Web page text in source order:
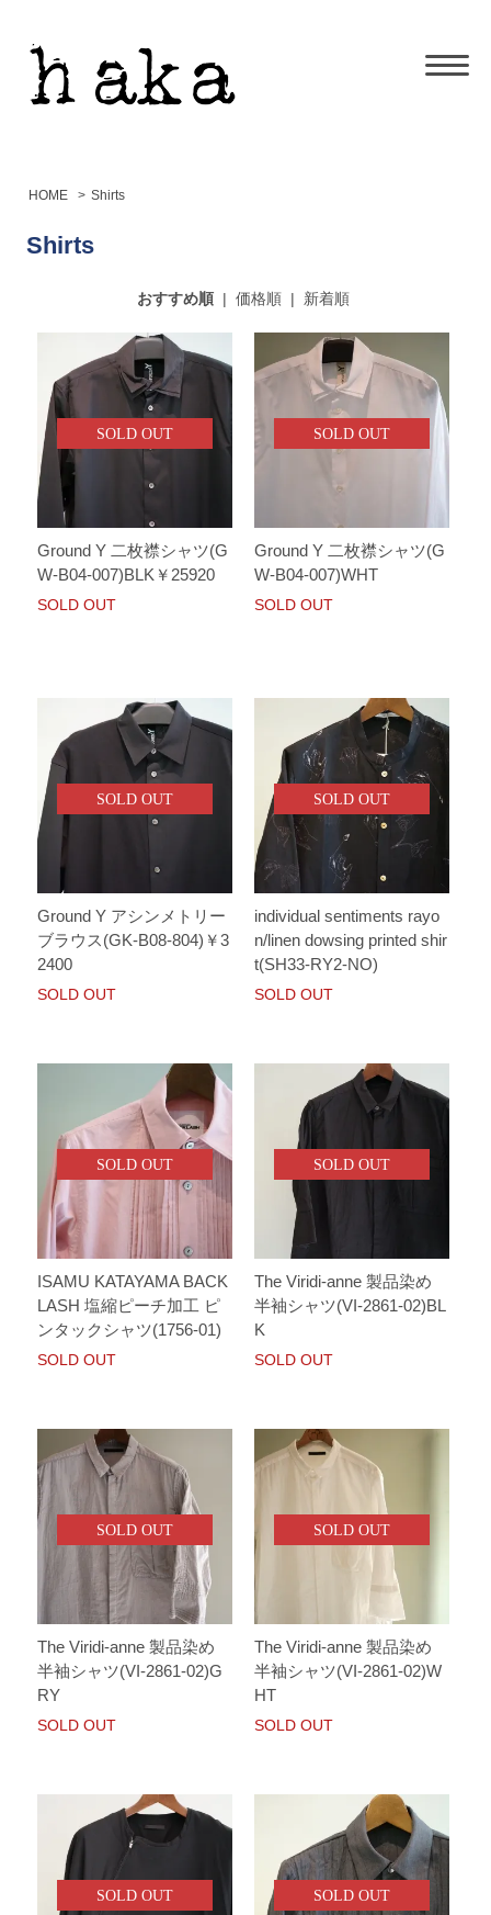
HOME > Shirts
Shirts
おすすめ順| 価格順| 新着順
SOLD OUT
Ground Y 二枚襟シャツ(G
W-B04-007)BLK￥25920
SOLD OUT
SOLD OUT
Ground Y 二枚襟シャツ(G
W-B04-007)WHT
SOLD OUT
SOLD OUT
Ground Y アシンメトリー
ブラウス(GK-B08-804)￥3
2400
SOLD OUT
SOLD OUT
individual sentiments rayo
n/linen dowsing printed shir
t(SH33-RY2-NO)
SOLD OUT
SOLD OUT
ISAMU KATAYAMA BACK
LASH 塩縮ピーチ加工 ピ
ンタックシャツ(1756-01)
SOLD OUT
SOLD OUT
The Viridi-anne 製品染め
半袖シャツ(VI-2861-02)BL
K
SOLD OUT
SOLD OUT
The Viridi-anne 製品染め
半袖シャツ(VI-2861-02)G
RY
SOLD OUT
SOLD OUT
The Viridi-anne 製品染め
半袖シャツ(VI-2861-02)W
HT
SOLD OUT
SOLD OUT SOLD OUT